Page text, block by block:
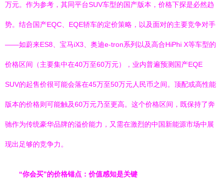
万元。作为参考，其同平台SUV车型的国产版本，价格下探是必然趋
势。结合国产EQC、EQE轿车的定价策略，以及面对的主要竞争对手
——如蔚来ES8、宝马iX3、奥迪e-tron系列以及高合HiPhi X等车型的
价格区间（主要集中在40万至60万元），业内普遍预测国产EQE
SUV的起售价很可能会落在45万至50万元人民币之间。顶配或高性能
版本的价格则可能触及60万元乃至更高。这个价格区间，既保持了奔
驰作为传统豪华品牌的溢价能力，又需在激烈的中国新能源市场中展
现出足够的竞争力。
“你会买”的价格锚点：价值感知是关键